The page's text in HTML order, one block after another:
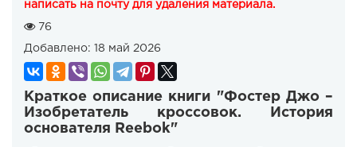
написать на почту для удаления материала.
76
Добавлено: 18 май 2026
Краткое описание книги "Фостер Джо –
Изобретатель кроссовок. История
основателя Reebok"